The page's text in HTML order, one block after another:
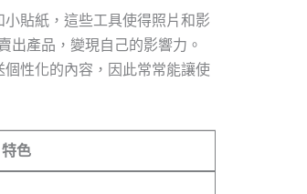
貼紙，這些工具使得照片和影
產品，變現自己的影響力。
性化的內容，因此常常能讓使
特色